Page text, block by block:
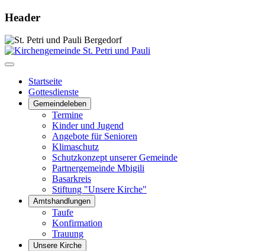
Header
Startseite
Gottesdienste
Gemeindeleben
Termine
Kinder und Jugend
Angebote für Senioren
Klimaschutz
Schutzkonzept unserer Gemeinde
Partnergemeinde Mbigili
Basarkreis
Stiftung "Unsere Kirche"
Amtshandlungen
Taufe
Konfirmation
Trauung
Unsere Kirche